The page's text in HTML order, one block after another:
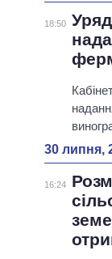
18:50
30 липня,
16:24